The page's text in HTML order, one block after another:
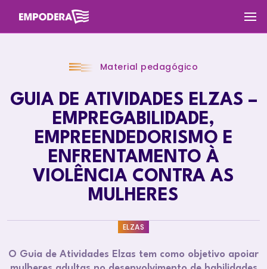
Material pedagógico
GUIA DE ATIVIDADES ELZAS –
EMPREGABILIDADE,
EMPREENDEDORISMO E
ENFRENTAMENTO À
VIOLÊNCIA CONTRA AS
MULHERES
ELZAS
O Guia de Atividades Elzas tem como objetivo apoiar